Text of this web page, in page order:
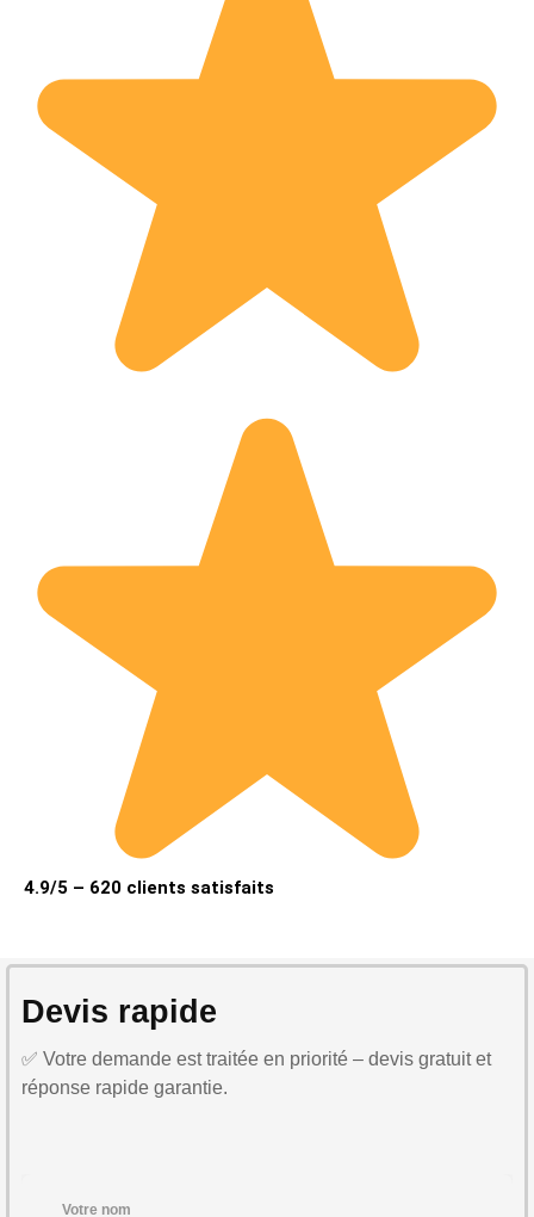
4.9/5 – 620 clients satisfaits
Devis rapide
✅ Votre demande est traitée en priorité – devis gratuit et
réponse rapide garantie.
Votre nom